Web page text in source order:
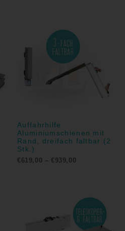
Auffahrhilfe
Aluminiumschienen mit
Rand, dreifach faltbar (2
Stk.)
€ 619,00 – € 939,00
bis
€230,00
bis
€971,00